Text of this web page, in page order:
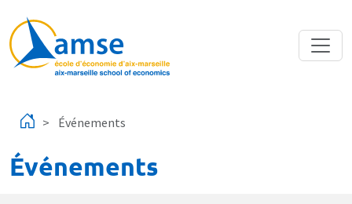
Événements
Événements